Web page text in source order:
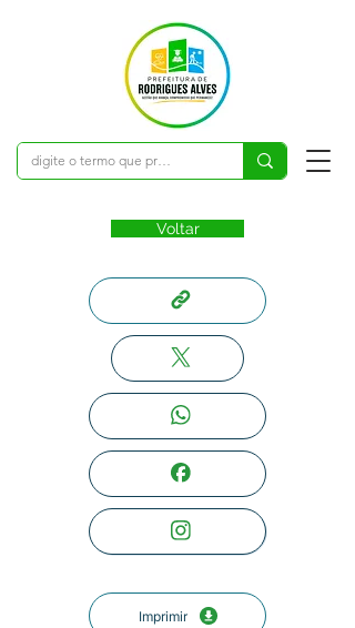
Voltar
Imprimir